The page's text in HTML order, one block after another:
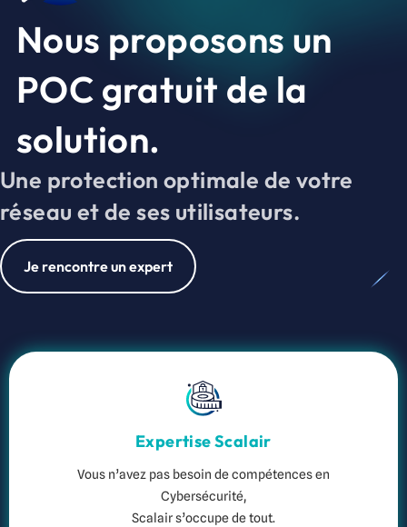
Nous proposons un
POC gratuit de la
solution.
Une protection optimale de votre
réseau et de ses utilisateurs.
Je rencontre un expert
Expertise Scalair
Vous n’avez pas besoin de compétences en
Cybersécurité,
Scalair s’occupe de tout.